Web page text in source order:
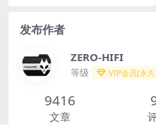
发布作者
ZERO-HIFI
等级 VIP会员[永
9416
文章